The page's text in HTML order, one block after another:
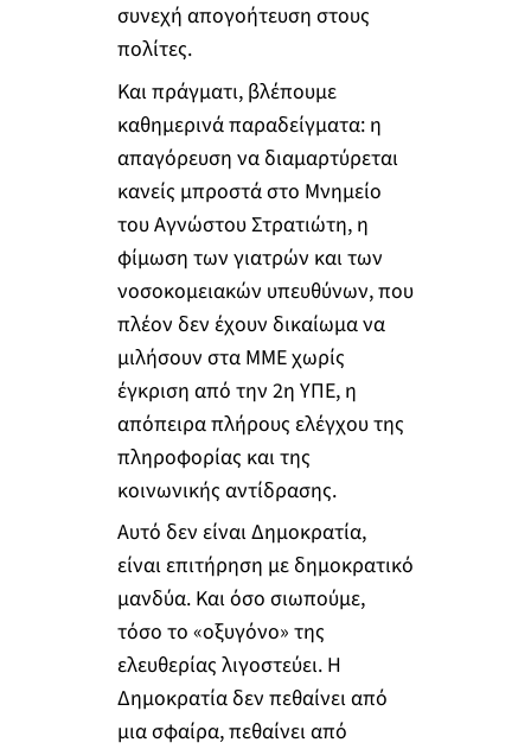
συνεχή απογοήτευση στους
πολίτες.
Και πράγματι, βλέπουμε
καθημερινά παραδείγματα: η
απαγόρευση να διαμαρτύρεται
κανείς μπροστά στο Μνημείο
του Αγνώστου Στρατιώτη, η
φίμωση των γιατρών και των
νοσοκομειακών υπευθύνων, που
πλέον δεν έχουν δικαίωμα να
μιλήσουν στα ΜΜΕ χωρίς
έγκριση από την 2η ΥΠΕ, η
απόπειρα πλήρους ελέγχου της
πληροφορίας και της
κοινωνικής αντίδρασης.
Αυτό δεν είναι Δημοκρατία,
είναι επιτήρηση με δημοκρατικό
μανδύα. Και όσο σιωπούμε,
τόσο το «οξυγόνο» της
ελευθερίας λιγοστεύει. Η
Δημοκρατία δεν πεθαίνει από
μια σφαίρα, πεθαίνει από